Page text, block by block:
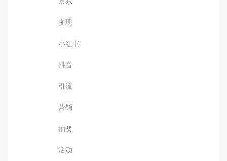
变现
小红书
抖音
引流
营销
抽奖
活动